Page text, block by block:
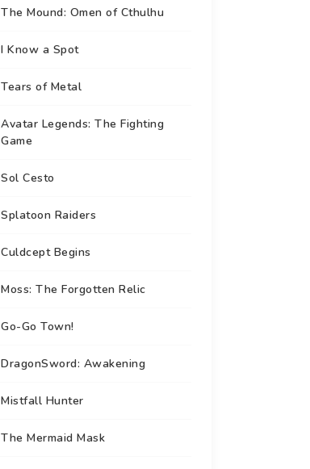
The Mound: Omen of Cthulhu
I Know a Spot
Tears of Metal
Avatar Legends: The Fighting
Game
Sol Cesto
Splatoon Raiders
Culdcept Begins
Moss: The Forgotten Relic
Go-Go Town!
DragonSword: Awakening
Mistfall Hunter
The Mermaid Mask